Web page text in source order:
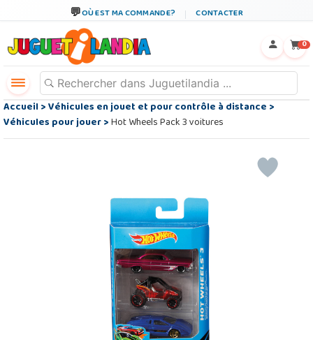
OÙ EST MA COMMANDE? CONTACTER
0
Accueil>Véhicules en jouet et pour contrôle à distance>
Véhicules pour jouer>Hot Wheels Pack 3 voitures